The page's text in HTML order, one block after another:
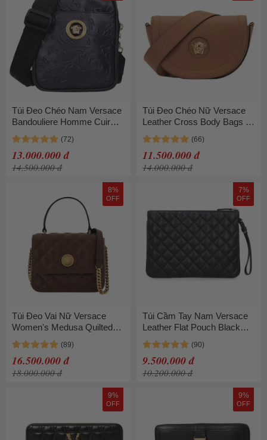
Túi Đeo Chéo Nam Versace
Bandouliere Homme Cuir
Bleu Nuit Dark Navy
F83753-715-9937 Màu Xanh
Đen
13.000.000 đ
14.500.000 đ
Túi Đeo Chéo Nữ Versace
Leather Cross Body Bags In
Brown 1013350 DVIT2T
1KB7VS Màu Nâu
11.500.000 đ
14.000.000 đ
8%
OFF
Túi Đeo Vai Nữ Versace
Women's Medusa Quilted
Leather Shoulder Bag Màu
Nâu
16.500.000 đ
18.000.000 đ
7%
OFF
Túi Cầm Tay Nam Versace
Leather Flat Pouch Black
Màu Đen
9.500.000 đ
10.200.000 đ
9%
OFF
9%
OFF